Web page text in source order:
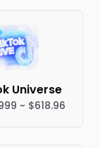
Universe
~ $618.96